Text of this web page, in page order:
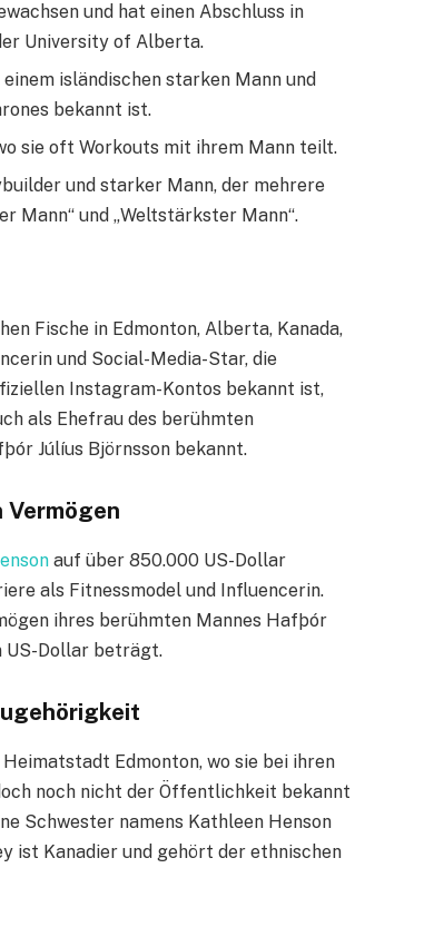
und hat einen Abschluss in
University of Alberta.
isländischen starken Mann und
bekannt ist.
sie oft Workouts mit ihrem Mann teilt.
und starker Mann, der mehrere
Mann“ und „Weltstärkster Mann“.
Fische in Edmonton, Alberta, Kanada,
und Social-Media-Star, die
Instagram-Kontos bekannt ist,
als Ehefrau des berühmten
Júlíus Björnsson bekannt.
Vermögen
auf über 850.000 US-Dollar
als Fitnessmodel und Influencerin.
ihres berühmten Mannes Hafþór
US-Dollar beträgt.
Edmonton, wo sie bei ihren
noch nicht der Öffentlichkeit bekannt
Schwester namens Kathleen Henson
ist Kanadier und gehört der ethnischen